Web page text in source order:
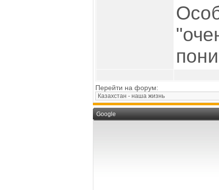
Перейти на форум:
Google